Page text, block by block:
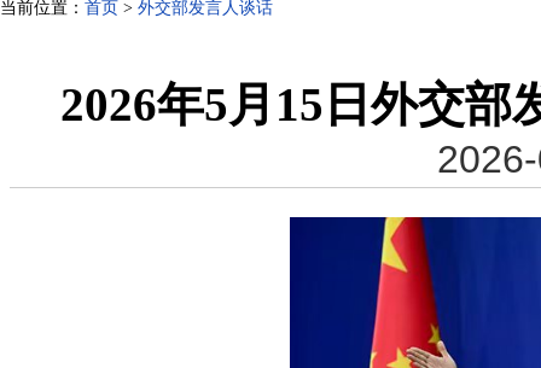
当前位置： 首页 > 外交部发言人谈话
2026年5月15日外交